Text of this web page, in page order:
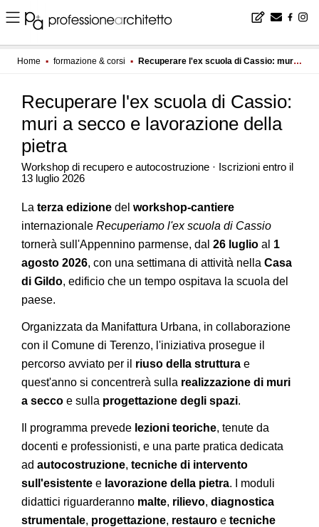
Home ▪ formazione & corsi ▪ Recuperare l'ex scuola di Cassio: muri a secco e lavorazione della pietra
Recuperare l'ex scuola di Cassio:
muri a secco e lavorazione della
pietra
Workshop di recupero e autocostruzione · Iscrizioni entro il
13 luglio 2026
La terza edizione del workshop-cantiere
internazionale Recuperiamo l'ex scuola di Cassio
tornerà sull'Appennino parmense, dal 26 luglio al 1
agosto 2026, con una settimana di attività nella Casa
di Gildo, edificio che un tempo ospitava la scuola del
paese.
Organizzata da Manifattura Urbana, in collaborazione
con il Comune di Terenzo, l'iniziativa prosegue il
percorso avviato per il riuso della struttura e
quest'anno si concentrerà sulla realizzazione di muri
a secco e sulla progettazione degli spazi.
Il programma prevede lezioni teoriche, tenute da
docenti e professionisti, e una parte pratica dedicata
ad autocostruzione, tecniche di intervento
sull'esistente e lavorazione della pietra. I moduli
didattici riguarderanno malte, rilievo, diagnostica
strumentale, progettazione, restauro e tecniche